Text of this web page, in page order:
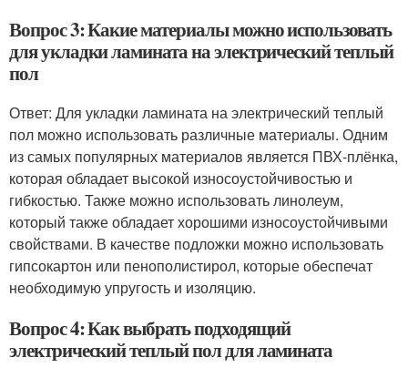
Вопрос 3: Какие материалы можно использовать
для укладки ламината на электрический теплый
пол
Ответ: Для укладки ламината на электрический теплый
пол можно использовать различные материалы. Одним
из самых популярных материалов является ПВХ-плёнка,
которая обладает высокой износоустойчивостью и
гибкостью. Также можно использовать линолеум,
который также обладает хорошими износоустойчивыми
свойствами. В качестве подложки можно использовать
гипсокартон или пенополистирол, которые обеспечат
необходимую упругость и изоляцию.
Вопрос 4: Как выбрать подходящий
электрический теплый пол для ламината